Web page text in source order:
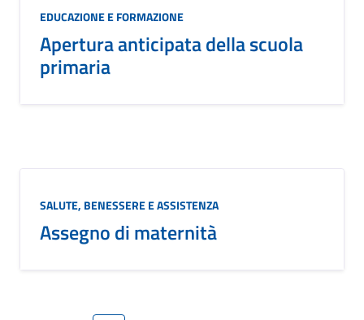
EDUCAZIONE E FORMAZIONE
Apertura anticipata della scuola
primaria
SALUTE, BENESSERE E ASSISTENZA
Assegno di maternità